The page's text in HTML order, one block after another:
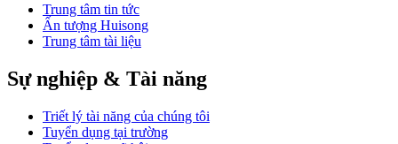
Trung tâm tin tức
Ấn tượng Huisong
Trung tâm tài liệu
Sự nghiệp & Tài năng
Triết lý tài năng của chúng tôi
Tuyển dụng tại trường